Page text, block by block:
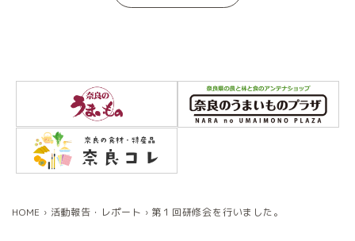
HOME › 活動報告・レポート › 第１回研修会を行いました。